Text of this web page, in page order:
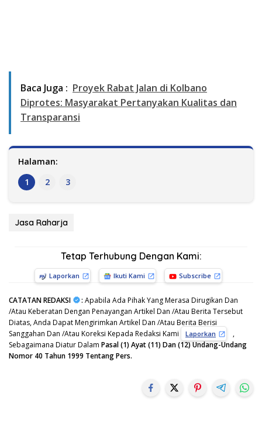
Baca Juga : Proyek Rabat Jalan di Kolbano
Diprotes: Masyarakat Pertanyakan Kualitas dan
Transparansi
Halaman:
1
2 3
Jasa Raharja
Tetap Terhubung Dengan Kami:
Laporkan Ikuti Kami Subscribe
CATATAN REDAKSI : Apabila Ada Pihak Yang Merasa Dirugikan Dan
/Atau Keberatan Dengan Penayangan Artikel Dan /Atau Berita Tersebut
Diatas, Anda Dapat Mengirimkan Artikel Dan /Atau Berita Berisi
Sanggahan Dan /Atau Koreksi Kepada Redaksi Kami
Laporkan
,
Sebagaimana Diatur Dalam Pasal (1) Ayat (11) Dan (12) Undang-Undang
Nomor 40 Tahun 1999 Tentang Pers.